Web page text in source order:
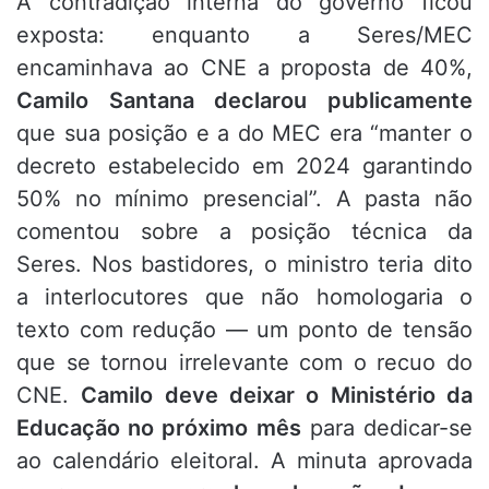
exposta: enquanto a Seres/MEC
encaminhava ao CNE a proposta de 40%,
Camilo Santana declarou publicamente
que sua posição e a do MEC era “manter o
decreto estabelecido em 2024 garantindo
50% no mínimo presencial”. A pasta não
comentou sobre a posição técnica da
Seres. Nos bastidores, o ministro teria dito
a interlocutores que não homologaria o
texto com redução — um ponto de tensão
que se tornou irrelevante com o recuo do
CNE. Camilo deve deixar o Ministério da
Educação no próximo mês para dedicar-se
ao calendário eleitoral. A minuta aprovada